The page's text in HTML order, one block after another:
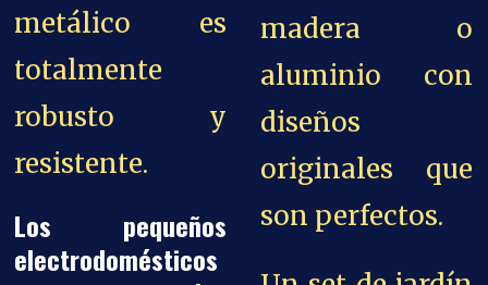
metálico es
totalmente
robusto y
resistente.
Los pequeños
electrodomésticos
madera o
aluminio con
diseños
originales que
son perfectos.